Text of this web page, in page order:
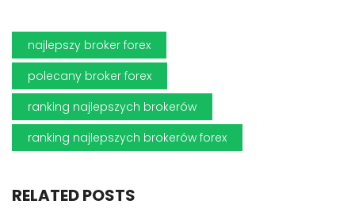
najlepszy broker forex
polecany broker forex
ranking najlepszych brokerów
ranking najlepszych brokerów forex
RELATED POSTS